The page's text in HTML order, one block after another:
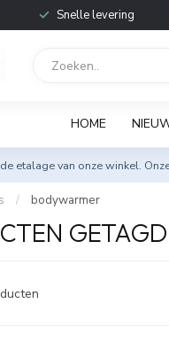
Snelle levering
HOME
etalage van onze winkel.
/ bodywarmer